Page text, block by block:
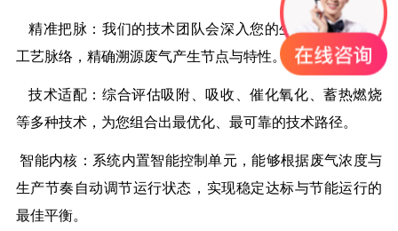
精准把脉：我们的技术团队会深入您的生产现场，理解
工艺脉络，精确溯源废气产生节点与特性。
技术适配：综合评估吸附、吸收、催化氧化、蓄热燃烧
等多种技术，为您组合出最优化、最可靠的技术路径。
智能内核：系统内置智能控制单元，能够根据废气浓度与
生产节奏自动调节运行状态，实现稳定达标与节能运行的
最佳平衡。